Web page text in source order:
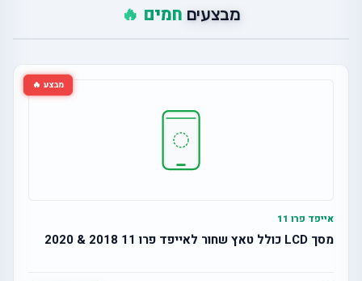
מבצעים חמים 🔥
מבצע 🔥
אייפד פרו 11
מסך LCD כולל טאץ שחור לאייפד פרו 11 2018 & 2020